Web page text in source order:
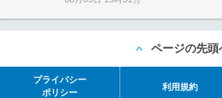
ページの先頭
プライバシー
ポリシー
利用規約